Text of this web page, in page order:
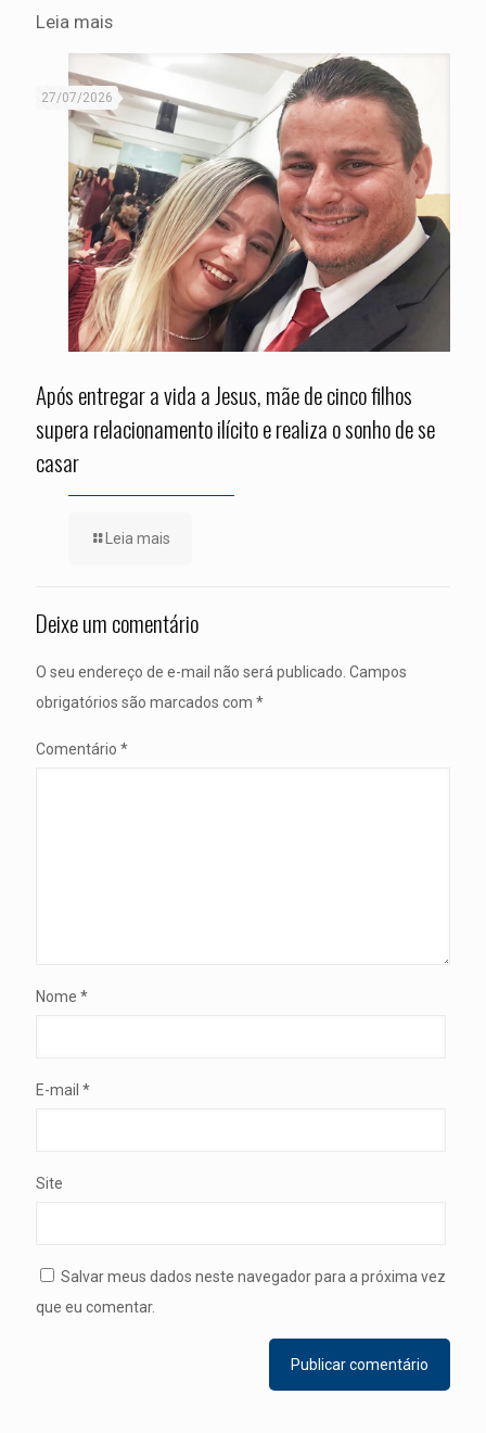
Leia mais
27/07/2026
Após entregar a vida a Jesus, mãe de cinco filhos
supera relacionamento ilícito e realiza o sonho de se
casar
Leia mais
Deixe um comentário
O seu endereço de e-mail não será publicado. Campos
obrigatórios são marcados com *
Comentário *
Nome *
E-mail *
Site
Salvar meus dados neste navegador para a próxima vez
que eu comentar.